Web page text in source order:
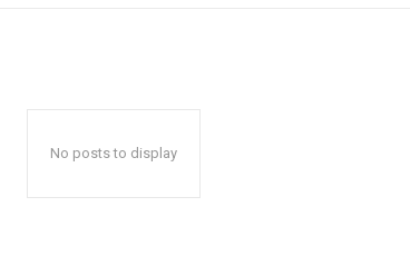
No posts to display